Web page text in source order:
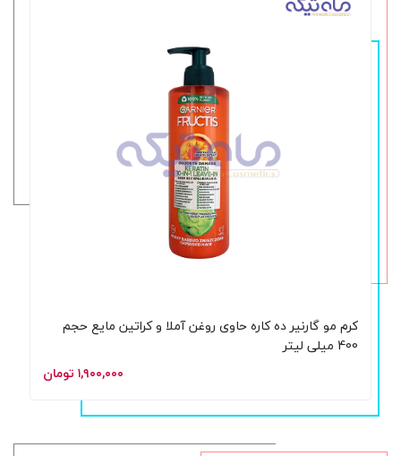
کرم مو گارنیر ده کاره حاوی روغن آملا و کراتین مایع حجم
400 میلی لیتر
۱,۹۰۰,۰۰۰ تومان